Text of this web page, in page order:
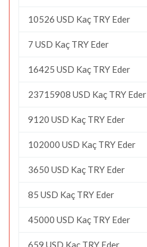
10526 USD Kaç TRY Eder
7 USD Kaç TRY Eder
16425 USD Kaç TRY Eder
23715908 USD Kaç TRY Eder
9120 USD Kaç TRY Eder
102000 USD Kaç TRY Eder
3650 USD Kaç TRY Eder
85 USD Kaç TRY Eder
45000 USD Kaç TRY Eder
659 USD Kaç TRY Eder